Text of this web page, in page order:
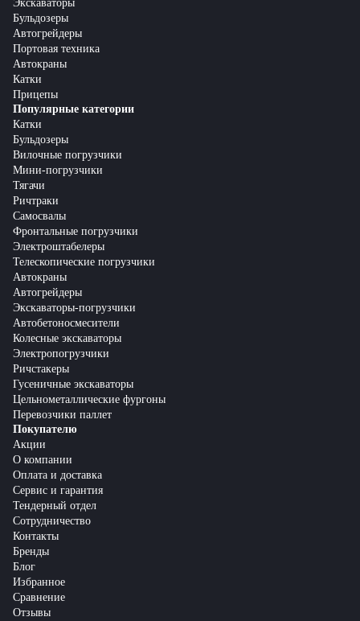
Экскаваторы
Бульдозеры
Автогрейдеры
Портовая техника
Автокраны
Катки
Прицепы
Популярные категории
Катки
Бульдозеры
Вилочные погрузчики
Мини-погрузчики
Тягачи
Ричтраки
Самосвалы
Фронтальные погрузчики
Электроштабелеры
Телескопические погрузчики
Автокраны
Автогрейдеры
Экскаваторы-погрузчики
Автобетоносмесители
Колесные экскаваторы
Электропогрузчики
Ричстакеры
Гусеничные экскаваторы
Цельнометаллические фургоны
Перевозчики паллет
Покупателю
Акции
О компании
Оплата и доставка
Сервис и гарантия
Тендерный отдел
Сотрудничество
Контакты
Бренды
Блог
Избранное
Сравнение
Отзывы